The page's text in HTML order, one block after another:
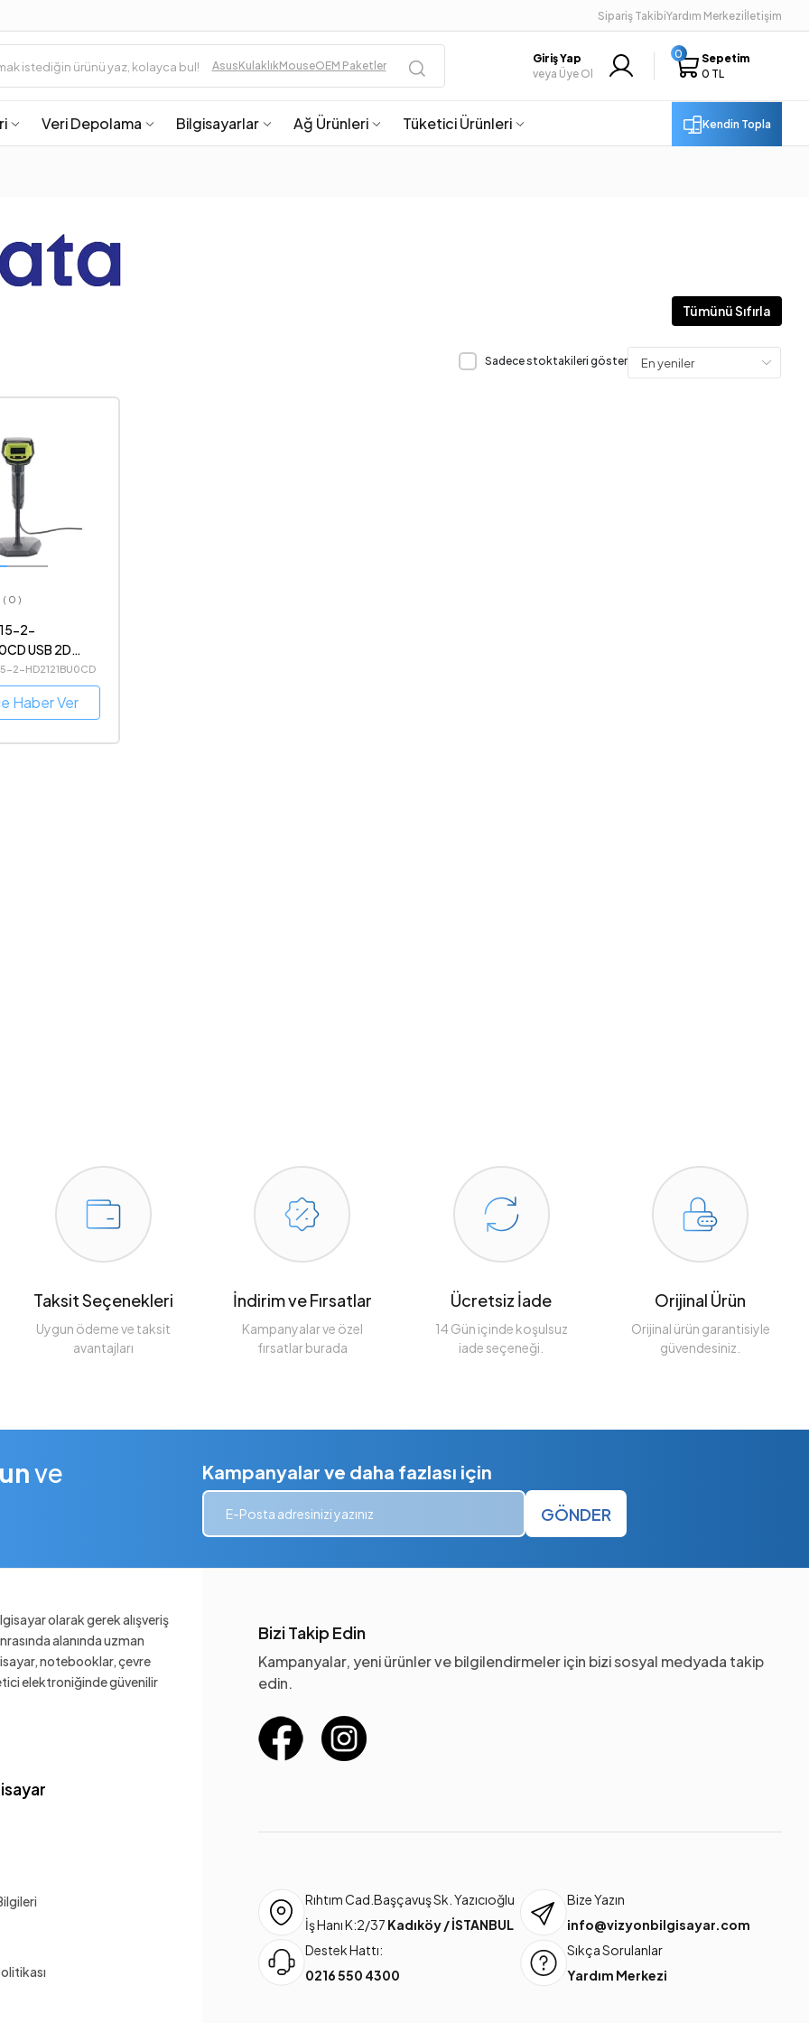
Sipariş TakibiYardım Merkeziİletişim
AsusKulaklıkMouseOEM Paketler
Giriş Yap
veya Üye Ol
0
Sepetim
0 TL
Veri Depolama Bilgisayarlar Ağ Ürünleri Tüketici Ürünleri Kendin Topla
Tümünü Sıfırla
Sadece stoktakileri göster
( 0 )
2-
USB 2D
2-HD2121BU0CD
Haber Ver
Taksit Seçenekleri
Uygun ödeme ve taksit
avantajları
İndirim ve Fırsatlar
Kampanyalar ve özel
fırsatlar burada
Ücretsiz İade
14 Gün içinde koşulsuz
iade seçeneği.
Orijinal Ürün
Orijinal ürün garantisiyle
güvendesiniz.
ve
Kampanyalar ve daha fazlası için
GÖNDER
olarak gerek alışveriş
alanında uzman
notebooklar, çevre
elektroniğinde güvenilir
Bizi Takip Edin
Kampanyalar, yeni ürünler ve bilgilendirmeler için bizi sosyal medyada takip
edin.
Rıhtım Cad.Başçavuş Sk. Yazıcıoğlu
İş Hanı K:2/37 Kadıköy / İSTANBUL
Bize Yazın
info@vizyonbilgisayar.com
Destek Hattı:
0216 550 4300
Sıkça Sorulanlar
Yardım Merkezi